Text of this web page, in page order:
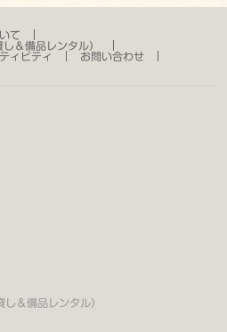
て
＆備品レンタル）
ィビティ
お問い合わせ
＆備品レンタル）